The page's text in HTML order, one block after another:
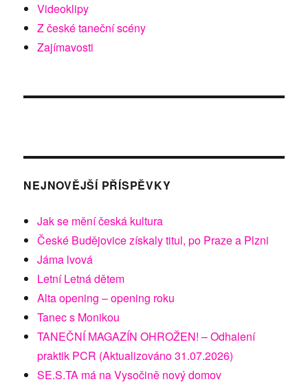
Videoklipy
Z české taneční scény
Zajímavosti
NEJNOVĚJŠÍ PŘÍSPĚVKY
Jak se mění česká kultura
České Budějovice získaly titul, po Praze a Plzni
Jáma lvová
Letní Letná dětem
Alta opening – opening roku
Tanec s Monikou
TANEČNÍ MAGAZÍN OHROŽEN! – Odhalení
praktik PCR (Aktualizováno 31.07.2026)
SE.S.TA má na Vysočině nový domov